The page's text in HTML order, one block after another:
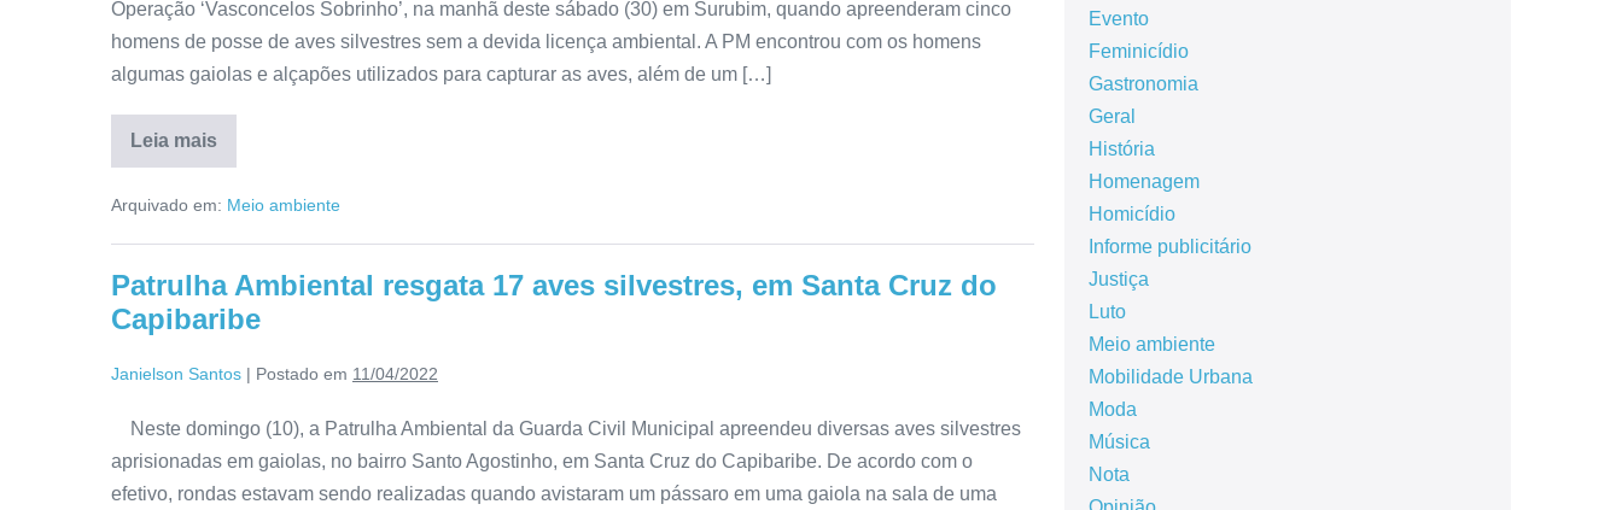
Operação ‘Vasconcelos Sobrinho’, na manhã deste sábado (30) em Surubim, quando apreenderam cinco
homens de posse de aves silvestres sem a devida licença ambiental. A PM encontrou com os homens
algumas gaiolas e alçapões utilizados para capturar as aves, além de um […]
Leia mais
Arquivado em: Meio ambiente
Patrulha Ambiental resgata 17 aves silvestres, em Santa Cruz do
Capibaribe
Janielson Santos | Postado em 11/04/2022
Neste domingo (10), a Patrulha Ambiental da Guarda Civil Municipal apreendeu diversas aves silvestres
aprisionadas em gaiolas, no bairro Santo Agostinho, em Santa Cruz do Capibaribe. De acordo com o
efetivo, rondas estavam sendo realizadas quando avistaram um pássaro em uma gaiola na sala de uma
Evento
Feminicídio
Gastronomia
Geral
História
Homenagem
Homicídio
Informe publicitário
Justiça
Luto
Meio ambiente
Mobilidade Urbana
Moda
Música
Nota